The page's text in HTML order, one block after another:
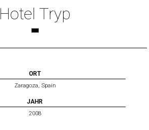
Hotel Tryp
ORT
Zaragoza, Spain
JAHR
2008